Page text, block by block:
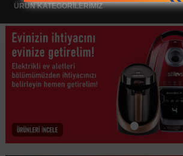
ÜRÜN KATEGORİLERİMİZ